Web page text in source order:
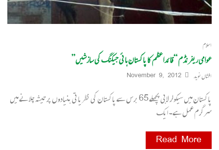
اسلام
عوامی ریفرنڈم “قائداعظم کا پاکستان ہائی جیکنگ کی سازشیں”
افشاں نوید November 9, 2012
پاکستان میں سیکولر لابی پچھلے 65 برس سے پاکستان کی نظریاتی بنیادوں پر تیشہ چلانے میں
سرگرم عمل ہے۔ ایک
Read More